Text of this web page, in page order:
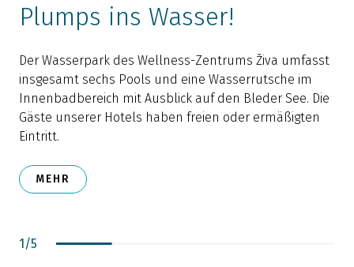
Plumps ins Wasser!
Der Wasserpark des Wellness-Zentrums Živa umfasst
insgesamt sechs Pools und eine Wasserrutsche im
Innenbadbereich mit Ausblick auf den Bleder See. Die
Gäste unserer Hotels haben freien oder ermäßigten
Eintritt.
MEHR
1/5